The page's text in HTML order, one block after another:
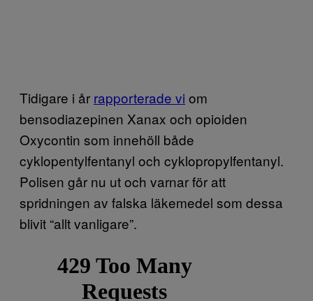
Tidigare i år rapporterade vi om
bensodiazepinen Xanax och opioiden
Oxycontin som innehöll både
cyklopentylfentanyl och cyklopropylfentanyl.
Polisen går nu ut och varnar för att
spridningen av falska läkemedel som dessa
blivit “allt vanligare”.